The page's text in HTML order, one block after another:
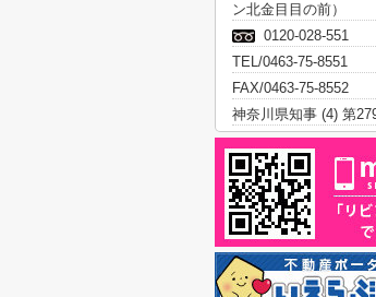
ン北金目目の前）
0120-028-551
TEL/0463-75-8551
FAX/0463-75-8552
神奈川県知事 (4) 第